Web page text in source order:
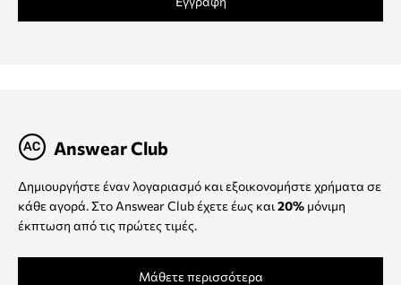
Answear Club
Δημιουργήστε έναν λογαριασμό και εξοικονομήστε χρήματα σε
κάθε αγορά. Στο Answear Club έχετε έως και 20% μόνιμη
έκπτωση από τις πρώτες τιμές.
Μάθετε περισσότερα